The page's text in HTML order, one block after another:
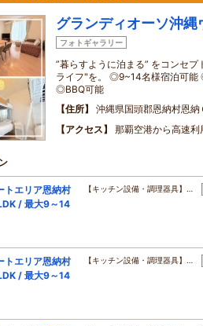
グランディオーソ沖
フォトギャラリー
”暮らすように泊まる” をコンセ
ライフ"を。 ◎9~14名様宿泊可
◎BBQ可能
住所
沖縄県国頭郡恩納村恩納
アクセス
那覇空港から高速
トエリア恩納村
/ 最大9～14
【キッチン設備・調理器具】…
トエリア恩納村
/ 最大9～14
【キッチン設備・調理器具】…